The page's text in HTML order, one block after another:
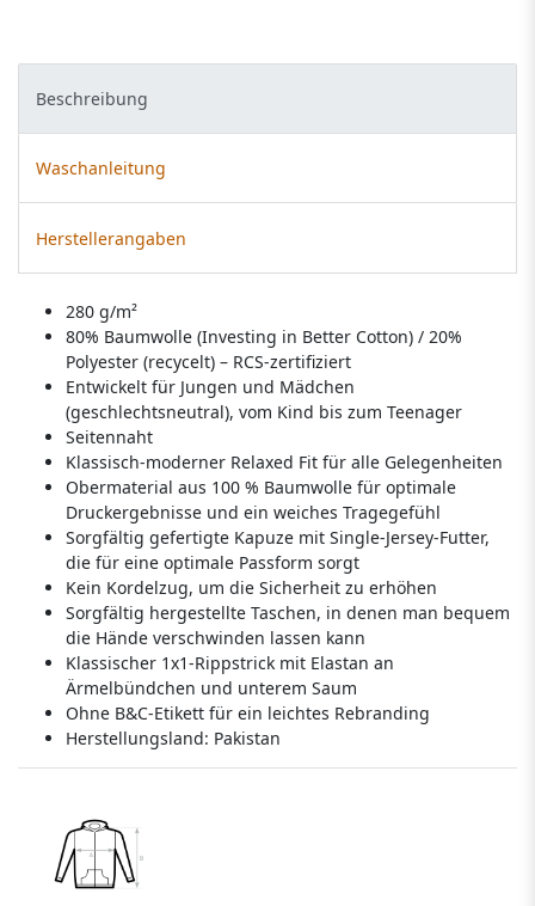
Beschreibung
Waschanleitung
Herstellerangaben
280 g/m²
80% Baumwolle (Investing in Better Cotton) / 20%
Polyester (recycelt) – RCS-zertifiziert
Entwickelt für Jungen und Mädchen
(geschlechtsneutral), vom Kind bis zum Teenager
Seitennaht
Klassisch-moderner Relaxed Fit für alle Gelegenheiten
Obermaterial aus 100 % Baumwolle für optimale
Druckergebnisse und ein weiches Tragegefühl
Sorgfältig gefertigte Kapuze mit Single-Jersey-Futter,
die für eine optimale Passform sorgt
Kein Kordelzug, um die Sicherheit zu erhöhen
Sorgfältig hergestellte Taschen, in denen man bequem
die Hände verschwinden lassen kann
Klassischer 1x1-Rippstrick mit Elastan an
Ärmelbündchen und unterem Saum
Ohne B&C-Etikett für ein leichtes Rebranding
Herstellungsland: Pakistan